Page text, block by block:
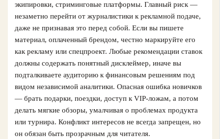
экипировки, стриминговые платформы. Главный риск —
незаметно перейти от журналистики к рекламной подаче,
даже не признавая это перед собой. Если вы пишете
материал, оплаченный брендом, честно маркируйте его
как рекламу или спецпроект. Любые рекомендации ставок
должны содержать понятный дисклеймер, иначе вы
подталкиваете аудиторию к финансовым решениям под
видом независимой аналитики. Опасная ошибка новичков
— брать подарки, поездки, доступ к VIP‑ложам, а потом
делать мягкие обзоры, умалчивая о проблемах продукта
или турнира. Конфликт интересов не всегда запрещен, но
он обязан быть прозрачным для читателя.